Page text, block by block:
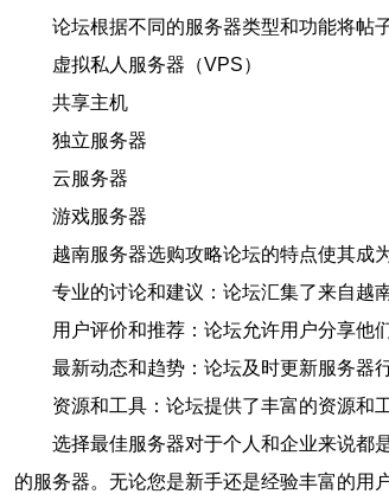
论坛根据不同的服务器类型和功能将帖
虚拟私人服务器（VPS）
共享主机
独立服务器
云服务器
游戏服务器
越南服务器选购攻略论坛的特点使其成
专业的讨论和建议：论坛汇集了来自越
用户评价和推荐：论坛允许用户分享他
最新动态和趋势：论坛及时更新服务器
资源和工具：论坛提供了丰富的资源和
选择最佳服务器对于个人和企业来说都
的服务器。无论您是新手还是经验丰富的用